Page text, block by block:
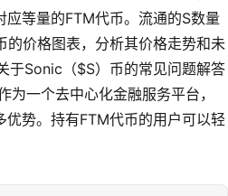
等量的FTM代币。流通的S数量
的价格图表，分析其价格走势和未
于Sonic（$S）币的常见问题解答
一个去中心化金融服务平台，
势。持有FTM代币的用户可以轻